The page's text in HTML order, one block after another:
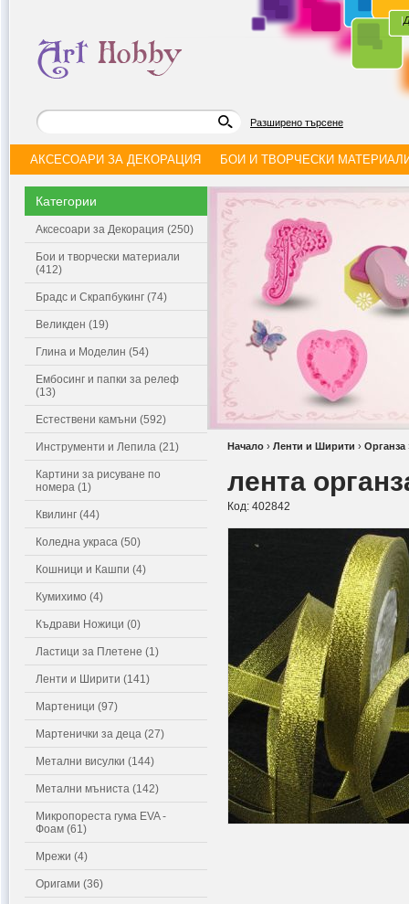
|
Разширено търсене
АКСЕСОАРИ ЗА ДЕКОРАЦИЯ БОИ И ТВОРЧЕСКИ
Категории
Аксесоари за Декорация (250)
Бои и творчески материали
(412)
Брадс и Скрапбукинг (74)
Великден (19)
Глина и Моделин (54)
Ембосинг и папки за релеф
(13)
Естествени камъни (592)
Инструменти и Лепила (21)
Картини за рисуване по
номера (1)
Квилинг (44)
Коледна украса (50)
Кошници и Кашпи (4)
Кумихимо (4)
Къдрави Ножици (0)
Ластици за Плетене (1)
Ленти и Ширити (141)
Мартеници (97)
Мартенички за деца (27)
Метални висулки (144)
Метални мъниста (142)
Микропореста гума EVA -
Фоам (61)
Мрежи (4)
Оригами (36)
Начало › Ленти и Ширити › Органза
лента
Код: 402842